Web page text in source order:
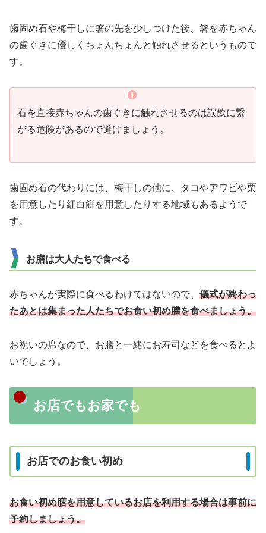
歯固め石や梅干しに箸の先を少しつけた後、箸を赤ちゃん
の歯ぐきに優しくちょんちょんと触れさせるというもので
す。
石を直接赤ちゃんの歯ぐきに触れさせるのは誤飲に繋
がる危険があるので避けましょう。
歯固め石の代わりには、梅干しの他に、タコやアワビや栗
を用意したり紅白餅を用意したりする地域もあるようで
す。
お膳は大人たちで食べる
赤ちゃんが実際に食べるわけではないので、 儀式が終わっ
たあとは集まった人たちでお食い初め膳を食べましょう。
お祝いの席なので、お膳と一緒にお寿司などを食べるとよ
いでしょう。
お店でもお家でも
お店でのお食い初め
お食い初め膳を用意しているお店を利用する場合は事前に
予約しましょう。